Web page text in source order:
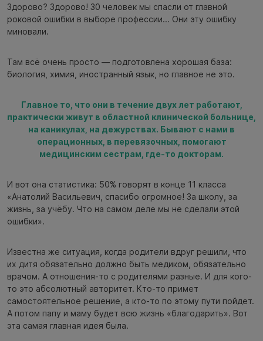
Здорово? Здорово! 30 человек мы спасли от главной
роковой ошибки в выборе профессии... Они эту ошибку
миновали.
Там всё очень просто — подготовлена хорошая база:
биология, химия, иностранный язык, но главное не это.
Главное то, что они в течение двух лет работают,
практически живут в областной клинической больнице,
на каникулах, на дежурствах. Бывают с нами в
операционных, в перевязочных, помогают
медицинским сестрам, где-то докторам.
И вот она статистика: 50% говорят в конце 11 класса
«Анатолий Васильевич, спасибо огромное! За школу, за
жизнь, за учёбу. Что на самом деле мы не сделали этой
ошибки».
Известна же ситуация, когда родители вдруг решили, что
их дитя обязательно должно быть медиком, обязательно
врачом. А отношения-то с родителями разные. И для кого-
то это абсолютный авторитет. Кто-то примет
самостоятельное решение, а кто-то по этому пути пойдет.
А потом папу и маму будет всю жизнь «благодарить». Вот
эта самая главная идея была.